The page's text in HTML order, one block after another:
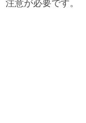
意が必要です。